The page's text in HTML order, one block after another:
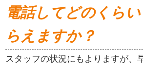
電話してどのくら
らえますか？
スタッフの状況にもよりますが、